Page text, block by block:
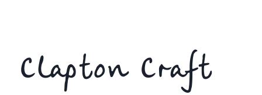
Clapton Craft